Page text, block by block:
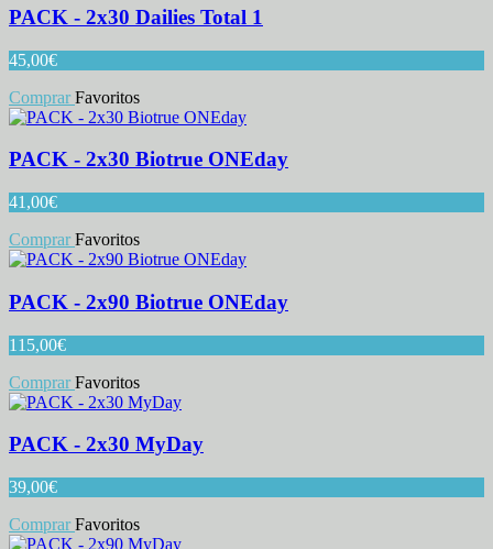
PACK - 2x30 Dailies Total 1
45,00€
Comprar Favoritos
PACK - 2x30 Biotrue ONEday
41,00€
Comprar Favoritos
PACK - 2x90 Biotrue ONEday
115,00€
Comprar Favoritos
PACK - 2x30 MyDay
39,00€
Comprar Favoritos